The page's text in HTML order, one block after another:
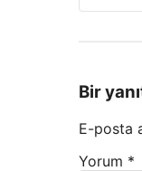
Bir
E-posta
Yorum *